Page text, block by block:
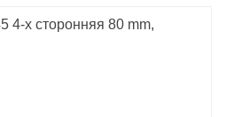
4-х сторонняя 80 mm,